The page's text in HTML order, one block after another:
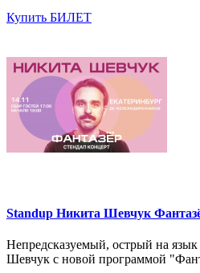
Купить БИЛЕТ
Standup Никита Шевчук
Непредсказуемый, острый на
Шевчук с новой программой